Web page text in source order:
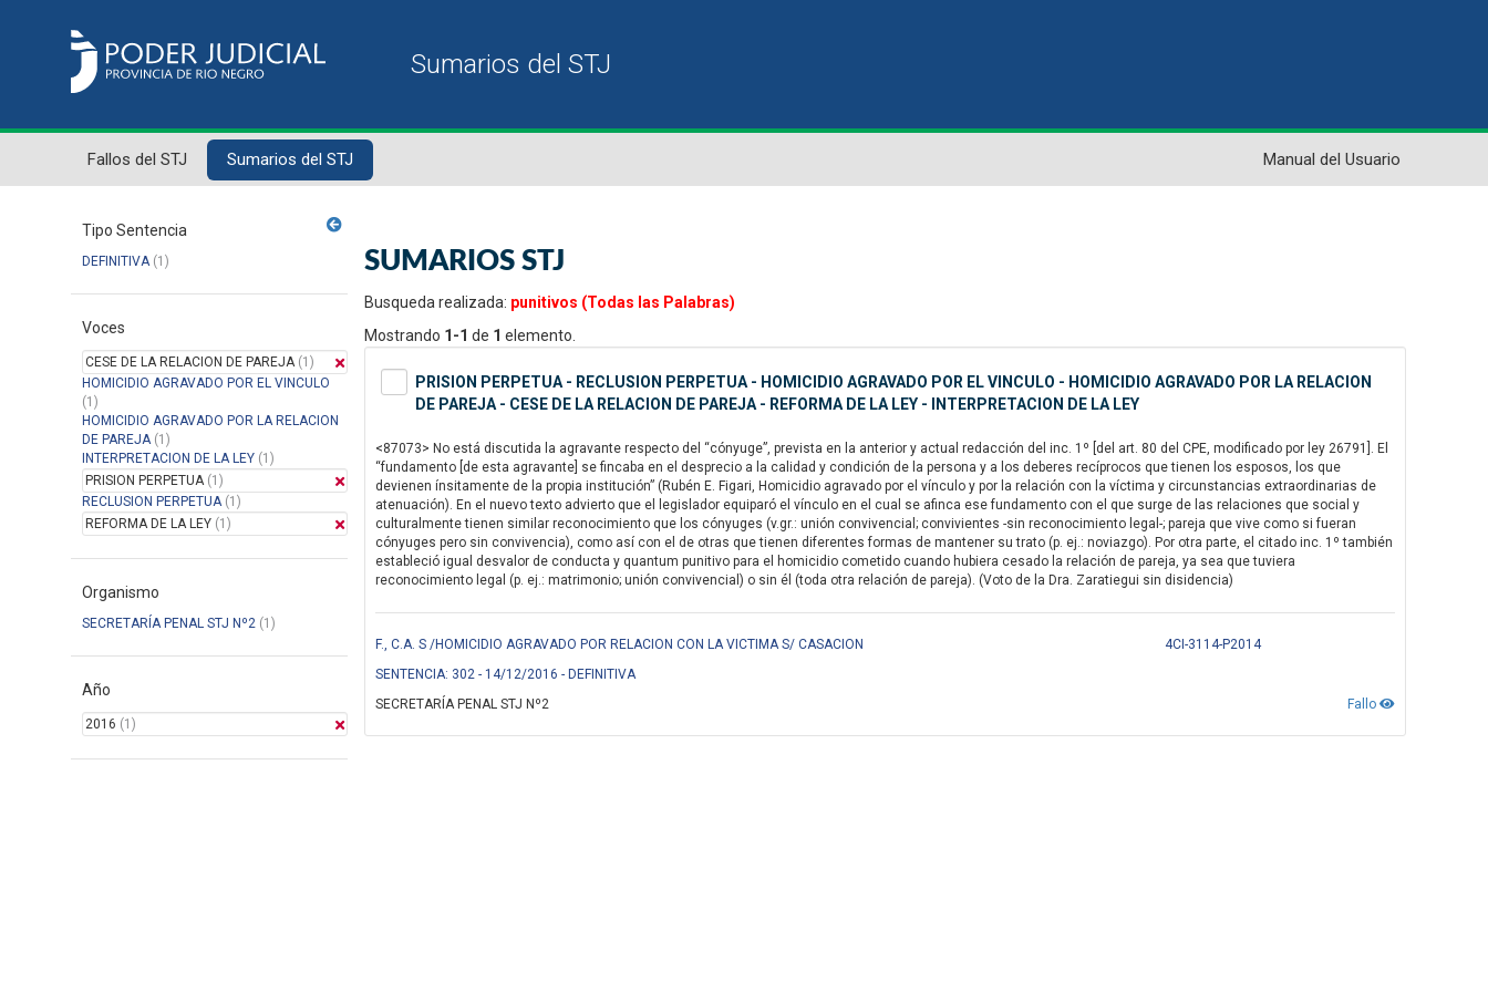
Fallos del STJ Sumarios del STJ Manual del Usuario
Tipo Sentencia
DEFINITIVA(1)
Voces
CESE DE LA RELACION DE PAREJA(1)
HOMICIDIO AGRAVADO POR EL VINCULO
(1)
HOMICIDIO AGRAVADO POR LA RELACION
DE PAREJA(1)
INTERPRETACION DE LA LEY (1)
PRISION PERPETUA(1)
RECLUSION PERPETUA(1)
REFORMA DE LA LEY (1)
Organismo
SECRETARÍA PENAL STJ Nº2 (1)
Año
2016 (1)
SUMARIOS STJ
Busqueda realizada: punitivos (Todas las Palabras)
Mostrando 1-1 de 1 elemento.
PRISION PERPETUA - RECLUSION PERPETUA - HOMICIDIO AGRAVADO POR EL VINCULO - HOMICIDIO AGRAVADO POR LA RELACION
DE PAREJA - CESE DE LA RELACION DE PAREJA - REFORMA DE LA LEY - INTERPRETACION DE LA LEY
<87073> No está discutida la agravante respecto del “cónyuge”, prevista en la anterior y actual redacción del inc. 1º [del art. 80 del CPE, modificado por ley 26791]. El
“fundamento [de esta agravante] se fincaba en el desprecio a la calidad y condición de la persona y a los deberes recíprocos que tienen los esposos, los que
devienen ínsitamente de la propia institución” (Rubén E. Figari, Homicidio agravado por el vínculo y por la relación con la víctima y circunstancias extraordinarias de
atenuación). En el nuevo texto advierto que el legislador equiparó el vínculo en el cual se afinca ese fundamento con el que surge de las relaciones que social y
culturalmente tienen similar reconocimiento que los cónyuges (v.gr.: unión convivencial; convivientes -sin reconocimiento legal-; pareja que vive como si fueran
cónyuges pero sin convivencia), como así con el de otras que tienen diferentes formas de mantener su trato (p. ej.: noviazgo). Por otra parte, el citado inc. 1º también
estableció igual desvalor de conducta y quantum punitivo para el homicidio cometido cuando hubiera cesado la relación de pareja, ya sea que tuviera
reconocimiento legal (p. ej.: matrimonio; unión convivencial) o sin él (toda otra relación de pareja). (Voto de la Dra. Zaratiegui sin disidencia)
F., C.A. S /HOMICIDIO AGRAVADO POR RELACION CON LA VICTIMA S/ CASACION
4CI-3114-P2014
SENTENCIA: 302 - 14/12/2016 - DEFINITIVA
Fallo
SECRETARÍA PENAL STJ Nº2